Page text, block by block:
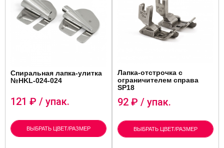
Спиральная лапка-улитка
№HKL-024-024
121 ₽ / упак.
ВЫБРАТЬ ЦВЕТ/РАЗМЕР
Лапка-отстрочка с
ограничителем справа
SP18
92 ₽ / упак.
ВЫБРАТЬ ЦВЕТ/РАЗМЕР